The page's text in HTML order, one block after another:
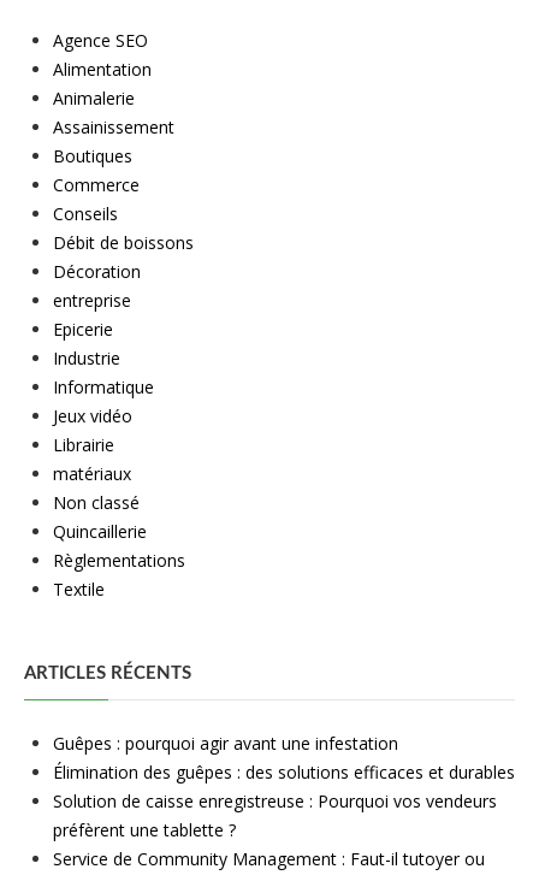
Agence SEO
Alimentation
Animalerie
Assainissement
Boutiques
Commerce
Conseils
Débit de boissons
Décoration
entreprise
Epicerie
Industrie
Informatique
Jeux vidéo
Librairie
matériaux
Non classé
Quincaillerie
Règlementations
Textile
ARTICLES RÉCENTS
Guêpes : pourquoi agir avant une infestation
Élimination des guêpes : des solutions efficaces et durables
Solution de caisse enregistreuse : Pourquoi vos vendeurs
préfèrent une tablette ?
Service de Community Management : Faut-il tutoyer ou